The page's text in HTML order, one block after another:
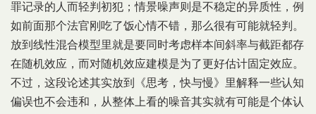
罪记录的人而轻判初犯；情景噪声则是不稳定的异质性，例
如前面那个法官刚吃了饭心情不错，那么很有可能就轻判。
放到线性混合模型里就是要同时考虑样本间斜率与截距都存
在随机效应，而对随机效应建模是为了更好估计固定效应。
不过，这段论述其实放到《思考，快与慢》里解释一些认知
偏误也不会违和，从整体上看的噪音其实就有可能是个体认